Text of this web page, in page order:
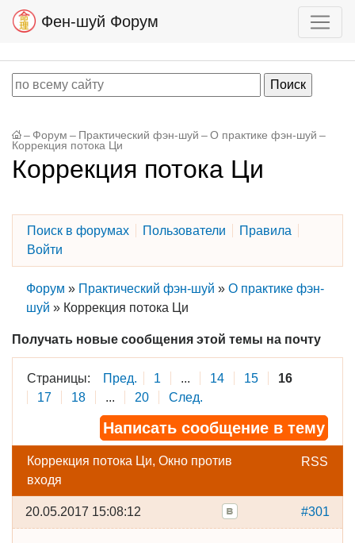
Фен-шуй Форум
– Форум – Практический фэн-шуй – О практике фэн-шуй –
Коррекция потока Ци
Коррекция потока Ци
Поиск в форумах Пользователи
Правила
Войти
Форум » Практический фэн-шуй » О практике фэн-
шуй » Коррекция потока Ци
Получать новые сообщения этой темы на почту
Страницы: Пред. 1 ... 14 15
16
17
18 ... 20 След.
Написать сообщение в тему
RSS
Коррекция потока Ци, Окно против
входя
#301
20.05.2017 15:08:12